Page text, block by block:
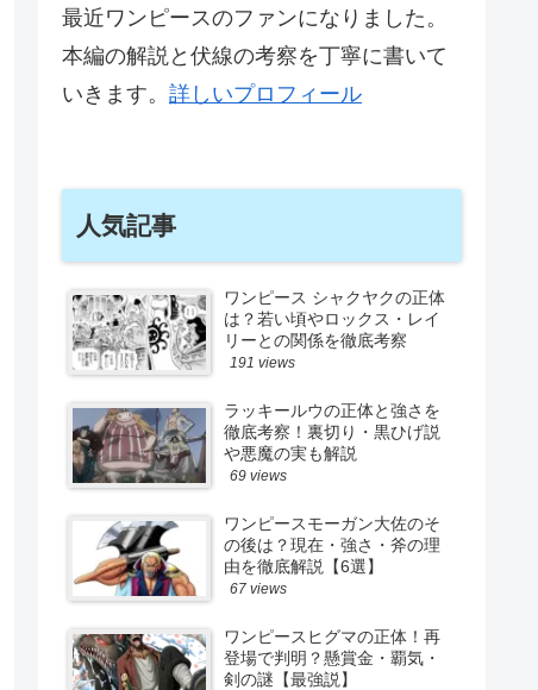
最近ワンピースのファンになりました。
本編の解説と伏線の考察を丁寧に書いて
いきます。 詳しいプロフィール
人気記事
ワンピース シャクヤクの正体
は？若い頃やロックス・レイ
リーとの関係を徹底考察
191 views
ラッキールウの正体と強さを
徹底考察！裏切り・黒ひげ説
や悪魔の実も解説
69 views
ワンピースモーガン大佐のそ
の後は？現在・強さ・斧の理
由を徹底解説【6選】
67 views
ワンピースヒグマの正体！再
登場で判明？懸賞金・覇気・
剣の謎【最強説】